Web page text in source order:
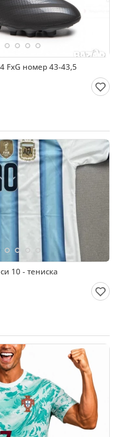
FxG номер 43-43,5
10 - тениска